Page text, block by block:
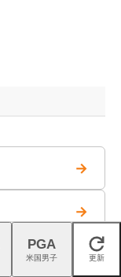
→
→
閉じる
PGA
米国男子 更新